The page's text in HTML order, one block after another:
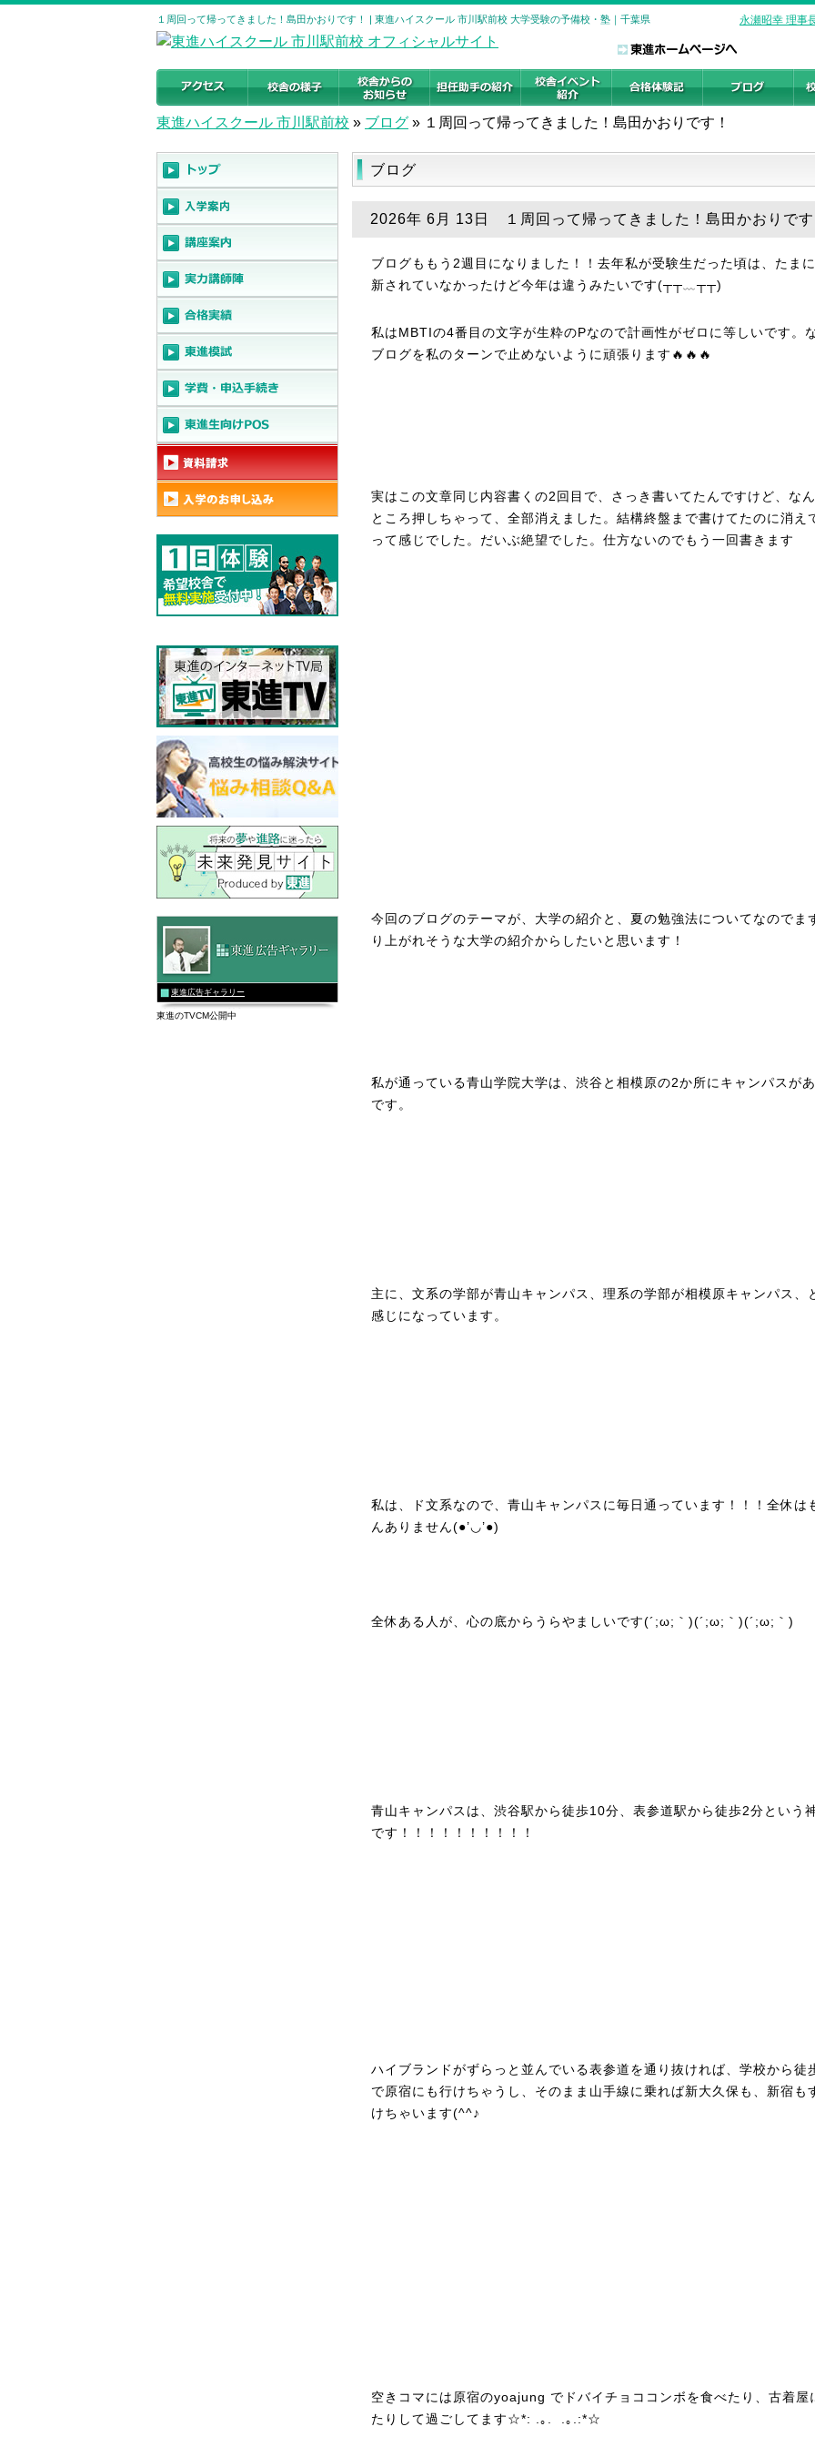
１周回って帰ってきました！島田かおりです！ | 東進ハイスクール 市川駅前校 大学受験の予備校・塾｜千葉県 永瀬昭幸 理事
東進ハイスクール 市川駅前校 » ブログ » １周回って帰ってきました！島田かおりです！
ブログ
2026年 6月 13日 １周回って帰ってきました！島田かおりで
ブログももう2週目になりました！！去年私が受験生だった頃は、たま
新されていなかったけど今年は違うみたいです(┬┬﹏┬┬)
私はMBTIの4番目の文字が生粋のPなので計画性がゼロに等しいです。
ブログを私のターンで止めないように頑張ります🔥🔥🔥
実はこの文章同じ内容書くの2回目で、さっき書いてたんですけど、な
ところ押しちゃって、全部消えました。結構終盤まで書けてたのに消え
って感じでした。だいぶ絶望でした。仕方ないのでもう一回書きます
今回のブログのテーマが、大学の紹介と、夏の勉強法についてなのでま
り上がれそうな大学の紹介からしたいと思います！
私が通っている青山学院大学は、渋谷と相模原の2か所にキャンパスが
です。
主に、文系の学部が青山キャンパス、理系の学部が相模原キャンパス、
感じになっています。
私は、ド文系なので、青山キャンパスに毎日通っています！！！全休は
んありません(●’◡’●)
全休ある人が、心の底からうらやましいです(´;ω;｀)(´;ω;｀)(´;ω;｀)
青山キャンパスは、渋谷駅から徒歩10分、表参道駅から徒歩2分という
です！！！！！！！！！！
ハイブランドがずらっと並んでいる表参道を通り抜ければ、学校から徒
で原宿にも行けちゃうし、そのまま山手線に乗れば新大久保も、新宿も
けちゃいます(^^♪
空きコマには原宿のyoajung でドバイチョココンボを食べたり、古着屋
たりして過ごしてます☆*: .｡. .｡.:*☆
東進広告ギャラリー
東進のTVCM公開中